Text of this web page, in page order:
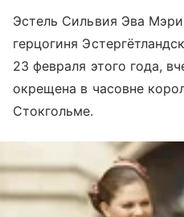
Эстель Сильвия Эва
герцогиня
23 февраля этого года,
окрещена в часовне
Стокгольме.